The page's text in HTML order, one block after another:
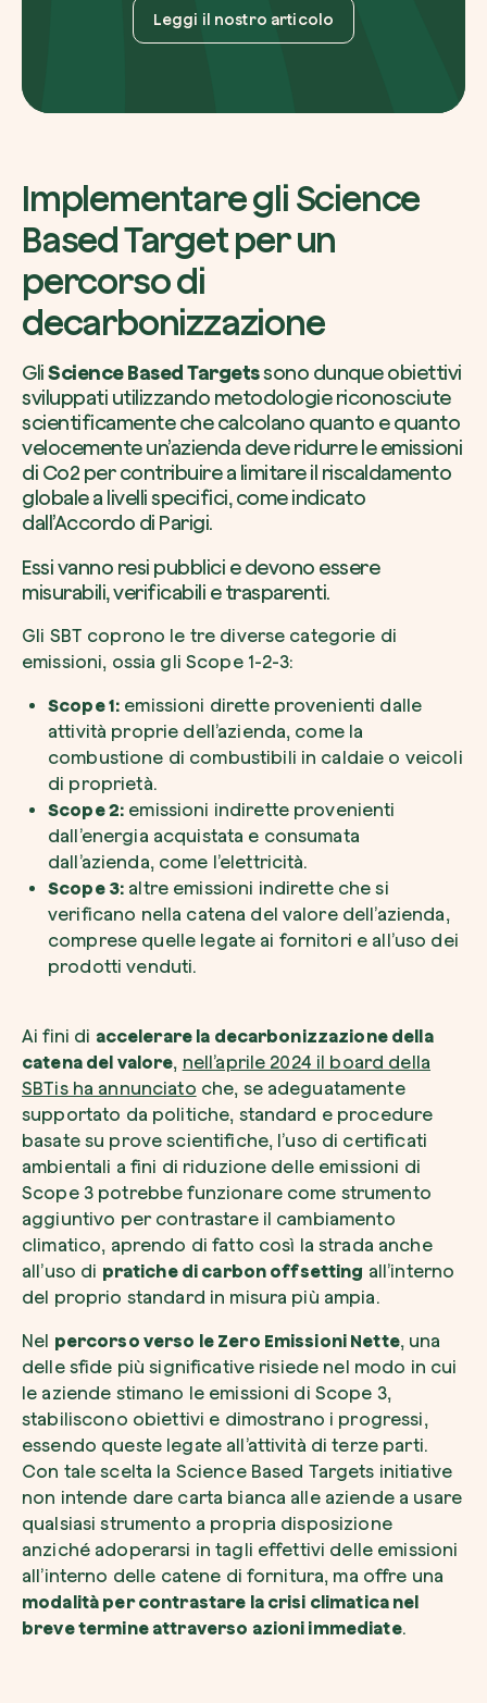
Leggi il nostro articolo
Implementare gli Science
Based Target per un
percorso di
decarbonizzazione
GliScience Based Targetssono dunque obiettivi
sviluppati utilizzando metodologie riconosciute
scientificamente che calcolano quanto e quanto
velocemente un’azienda deve ridurre le emissioni
di Co2 per contribuire a limitare il riscaldamento
globale a livelli specifici, come indicato
dall’Accordo di Parigi.
Essi vanno resi pubblici e devono essere
misurabili, verificabili e trasparenti.
Gli SBT coprono le tre diverse categorie di
emissioni, ossia gli Scope 1-2-3:
Scope 1: emissioni dirette provenienti dalle
attività proprie dell’azienda, come la
combustione di combustibili in caldaie o veicoli
di proprietà.
Scope 2: emissioni indirette provenienti
dall’energia acquistata e consumata
dall’azienda, come l’elettricità.
Scope 3: altre emissioni indirette che si
verificano nella catena del valore dell’azienda,
comprese quelle legate ai fornitori e all’uso dei
prodotti venduti.
Ai fini di accelerare la decarbonizzazione della
catena del valore, nell’aprile 2024 il board della
SBTis ha annunciato che, se adeguatamente
supportato da politiche, standard e procedure
basate su prove scientifiche, l’uso di certificati
ambientali a fini di riduzione delle emissioni di
Scope 3 potrebbe funzionare come strumento
aggiuntivo per contrastare il cambiamento
climatico, aprendo di fatto così la strada anche
all’uso di pratiche di carbon offsetting all’interno
del proprio standard in misura più ampia.
Nel percorso verso le Zero Emissioni Nette, una
delle sfide più significative risiede nel modo in cui
le aziende stimano le emissioni di Scope 3,
stabiliscono obiettivi e dimostrano i progressi,
essendo queste legate all’attività di terze parti.
Con tale scelta la Science Based Targets initiative
non intende dare carta bianca alle aziende a usare
qualsiasi strumento a propria disposizione
anziché adoperarsi in tagli effettivi delle emissioni
all’interno delle catene di fornitura, ma offre una
modalità per contrastare la crisi climatica nel
breve termine attraverso azioni immediate.